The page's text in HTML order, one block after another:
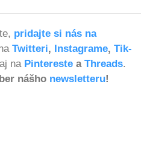
pridajte si nás na
Twitteri, Instagrame, Tik-
na Pintereste a Threads.
nášho newsletteru!